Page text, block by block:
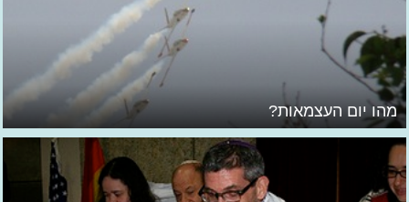
מהו יום העצמאות?